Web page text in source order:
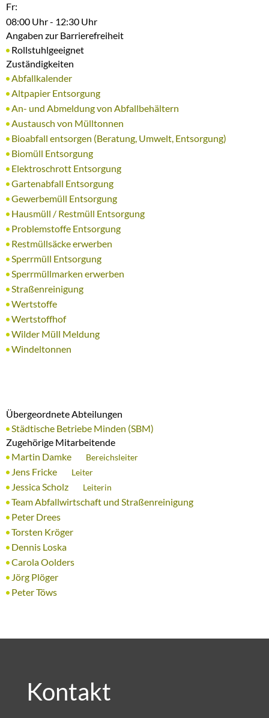
Fr:
08:00 Uhr - 12:30 Uhr
Angaben zur Barrierefreiheit
Rollstuhlgeeignet
Zuständigkeiten
Abfallkalender
Altpapier Entsorgung
An- und Abmeldung von Abfallbehältern
Austausch von Mülltonnen
Bioabfall entsorgen (Beratung, Umwelt, Entsorgung)
Biomüll Entsorgung
Elektroschrott Entsorgung
Gartenabfall Entsorgung
Gewerbemüll Entsorgung
Hausmüll / Restmüll Entsorgung
Problemstoffe Entsorgung
Restmüllsäcke erwerben
Sperrmüll Entsorgung
Sperrmüllmarken erwerben
Straßenreinigung
Wertstoffe
Wertstoffhof
Wilder Müll Meldung
Windeltonnen
Übergeordnete Abteilungen
Städtische Betriebe Minden (SBM)
Zugehörige Mitarbeitende
Martin Damke
Bereichsleiter
Jens Fricke Leiter
Jessica Scholz Leiterin
Team Abfallwirtschaft und Straßenreinigung
Peter Drees
Torsten Kröger
Dennis Loska
Carola Oolders
Jörg Plöger
Peter Töws
Kontakt